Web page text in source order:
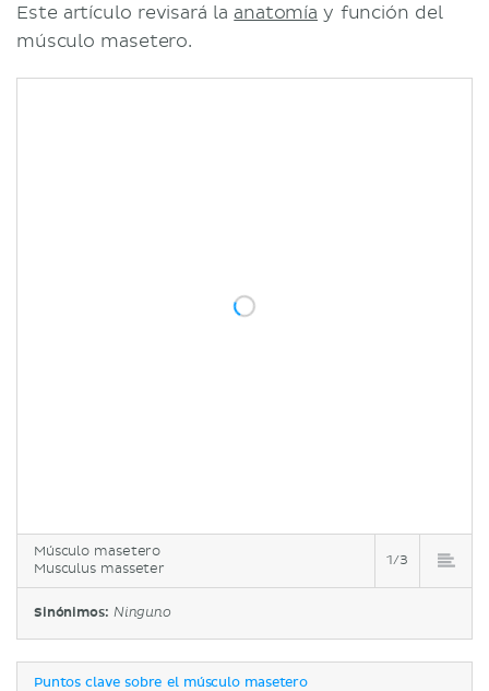
Músculo masetero
Musculus masseter
1/3
Sinónimos: Ninguno
Este artículo revisará la anatomía y función del
músculo masetero.
Puntos clave sobre el músculo masetero